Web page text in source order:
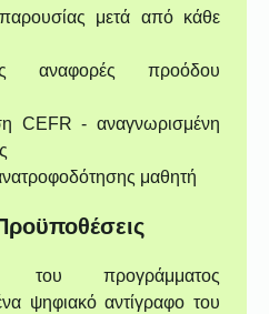
μετά από κάθε
αναφορές προόδου
CEFR - αναγνωρισμένη
μαθητή
του προγράμματος
ψηφιακό αντίγραφο του